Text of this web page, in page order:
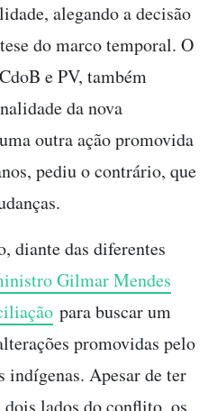
alegando a decisão
do marco temporal. O
e PV, também
da nova
outra ação promovida
pediu o contrário, que
diante das diferentes
Gilmar Mendes
para buscar um
promovidas pelo
indígenas. Apesar de ter
lados do conflito, os